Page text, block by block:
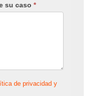
su caso*
de privacidad y